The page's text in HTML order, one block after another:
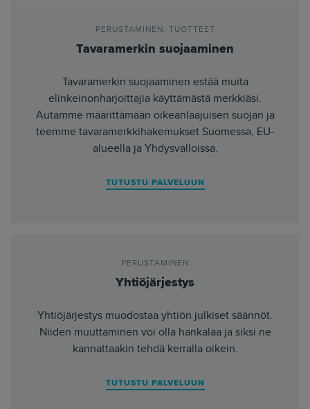
PERUSTAMINEN, TUOTTEET
Tavaramerkin suojaaminen
Tavaramerkin suojaaminen estää muita
elinkeinonharjoittajia käyttämästä merkkiäsi.
Autamme määrittämään oikeanlaajuisen suojan ja
teemme tavaramerkkihakemukset Suomessa, EU-
alueella ja Yhdysvalloissa.
TUTUSTU PALVELUUN
PERUSTAMINEN
Yhtiöjärjestys
Yhtiöjärjestys muodostaa yhtiön julkiset säännöt.
Niiden muuttaminen voi olla hankalaa ja siksi ne
kannattaakin tehdä kerralla oikein.
TUTUSTU PALVELUUN